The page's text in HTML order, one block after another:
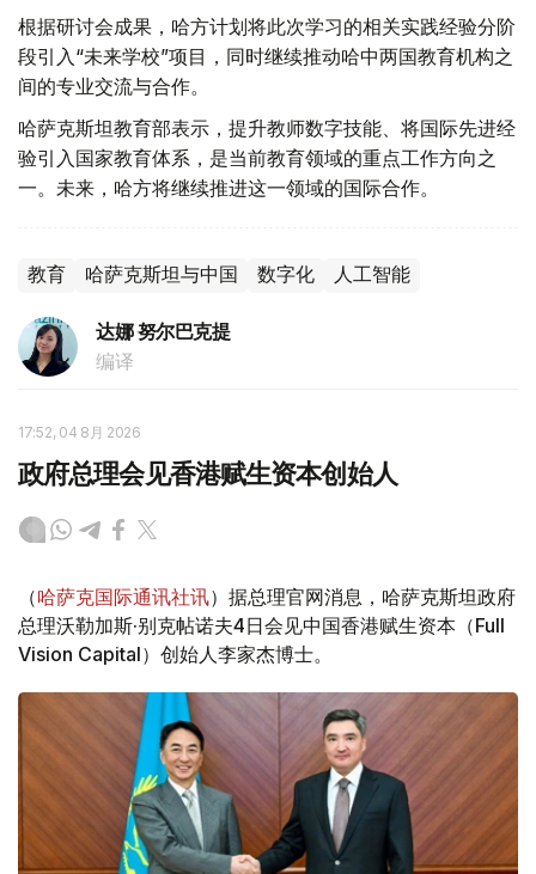
根据研讨会成果，哈方计划将此次学习的相关实践经验分阶
段引入“未来学校”项目，同时继续推动哈中两国教育机构之
间的专业交流与合作。
哈萨克斯坦教育部表示，提升教师数字技能、将国际先进经
验引入国家教育体系，是当前教育领域的重点工作方向之
一。未来，哈方将继续推进这一领域的国际合作。
教育 哈萨克斯坦与中国 数字化 人工智能
达娜 努尔巴克提
编译
17:52, 04 8月 2026
政府总理会见香港赋生资本创始人
（哈萨克国际通讯社讯）据总理官网消息，哈萨克斯坦政府
总理沃勒加斯·别克帖诺夫4日会见中国香港赋生资本（Full
Vision Capital）创始人李家杰博士。